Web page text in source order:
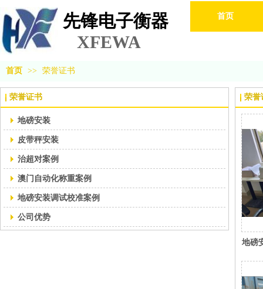
先锋电子衡器
XFEWA
首页
首页 >> 荣誉证书
荣誉证书
地磅安装
皮带秤安装
治超对案例
澳门自动化称重案例
地磅安装调试校准案例
公司优势
荣誉
地磅